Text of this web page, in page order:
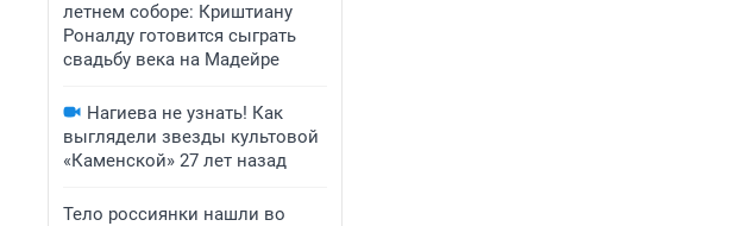
летнем соборе: Криштиану
Роналду готовится сыграть
свадьбу века на Мадейре
Нагиева не узнать! Как
выглядели звезды культовой
«Каменской» 27 лет назад
Тело россиянки нашли во